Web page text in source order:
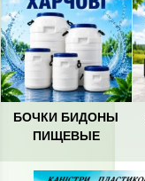
БОЧКИ БИДОНЫ
ПИЩЕВЫЕ